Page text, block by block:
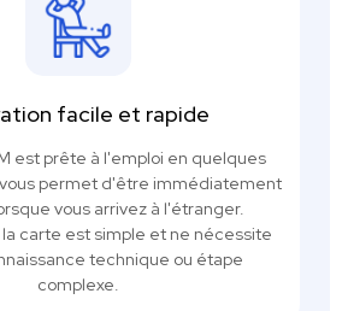
facile et rapide
est prête à l'emploi en quelques
permet d'être immédiatement
vous arrivez à l'étranger.
carte est simple et ne nécessite
technique ou étape
complexe.